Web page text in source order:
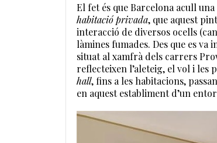
El fet és que Barcelona acull
habitació privada, que aquest
interacció de diversos ocells
làmines fumades. Des que es
situat al xamfrà dels carrers
reflecteixen l’aleteig, el vol i les
hall, fins a les habitacions,
en aquest establiment d’un